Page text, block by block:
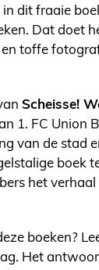
dit fraaie
Dat doet
toffe
Scheisse!
1. FC Union
van de stad
boek
het
boeken?
Het